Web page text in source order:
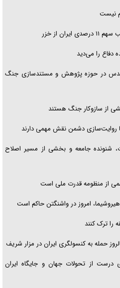
شد
آتش می‌زد
نیست
از خزر
دفاع را می‌دید
مقدس در حوزه پژوهش و مستندسازی جنگ
از سازوکار جنگ هستند
با روایت‌سازی دشمن نقش مهمی دارند
شنونده جامعه و بخشی از مسیر اصلاح
از منظومه قدرت ملی است
امروز در واشنگتن حاکم است
را ترک کنند
حمله به کنسولگری ایران در مزار شریف
درست از تحولات جهان و جایگاه ایران